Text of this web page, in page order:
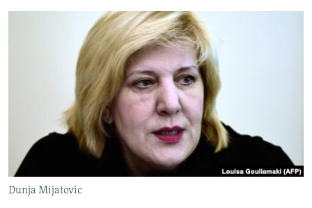
FƏRQƏ BAX
QANUNI DOĞRU
MULTIMEDIA
FOTOQALEREYA
KARIKATURA
RADIO ARXIV
OXU ZALI
AZƏRBAYCAN ƏDƏBIYYATI KITABXANASI
İSLAM VƏ DEMOKRATIYA
HAQQIMIZDA
PEŞƏ ETIKASI VƏ JURNALISTIKA STANDARTLARIMIZ
BIZI IZLƏ
Dunja Mijatovic